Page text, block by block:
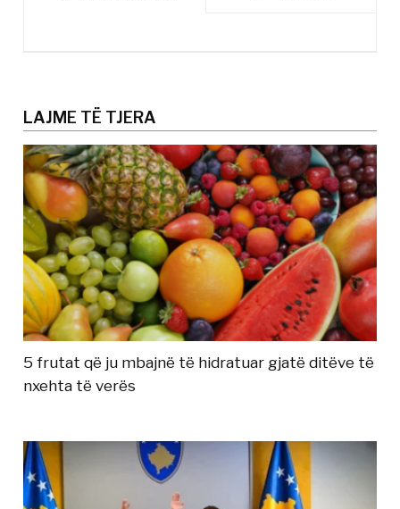
LAJME TË TJERA
5 frutat që ju mbajnë të hidratuar gjatë ditëve të
nxehta të verës